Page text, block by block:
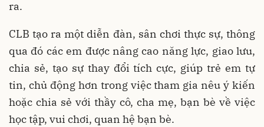
ra.
CLB tạo ra một diễn đàn, sân chơi thực sự, thông
qua đó các em được nâng cao năng lực, giao lưu,
chia sẻ, tạo sự thay đổi tích cực, giúp trẻ em tự
tin, chủ động hơn trong việc tham gia nêu ý kiến
hoặc chia sẻ với thầy cô, cha mẹ, bạn bè về việc
học tập, vui chơi, quan hệ bạn bè.